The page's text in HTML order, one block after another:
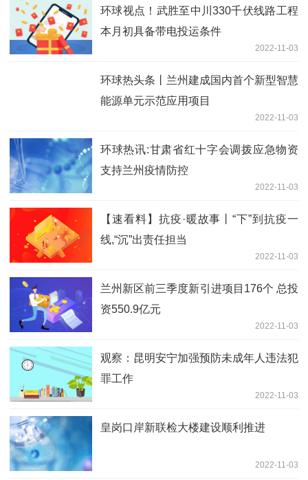
环球视点！武胜至中川330千伏线路工程
本月初具备带电投运条件
2022-11-03
环球热头条丨兰州建成国内首个新型智慧
能源单元示范应用项目
2022-11-03
环球热讯:甘肃省红十字会调拨应急物资
支持兰州疫情防控
2022-11-03
【速看料】抗疫·暖故事丨“下”到抗疫一
线,“沉”出责任担当
2022-11-03
兰州新区前三季度新引进项目176个 总投
资550.9亿元
2022-11-03
观察：昆明安宁加强预防未成年人违法犯
罪工作
2022-11-03
皇岗口岸新联检大楼建设顺利推进
2022-11-03